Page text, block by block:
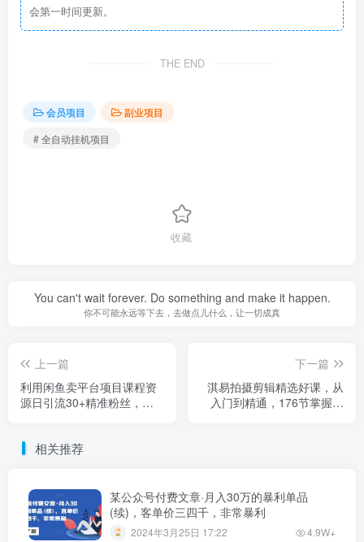
会第一时间更新。
THE END
会员项目
副业项目
# 全自动挂机项目
收藏
You can't wait forever. Do something and make it happen.
你不可能永远等下去，去做点儿什么，让一切成真
上一篇
利用闲鱼卖平台项目课程资
源日引流30+精准粉丝，轻
文案）
下一篇
淇易拍摄剪辑精选好课，从
入门到精通，176节掌握全
相关推荐
某公众号付费文章·月入30万的暴利单品
(续)，客单价三四千，非常暴利
2024年3月25日 17:22 4.9W+